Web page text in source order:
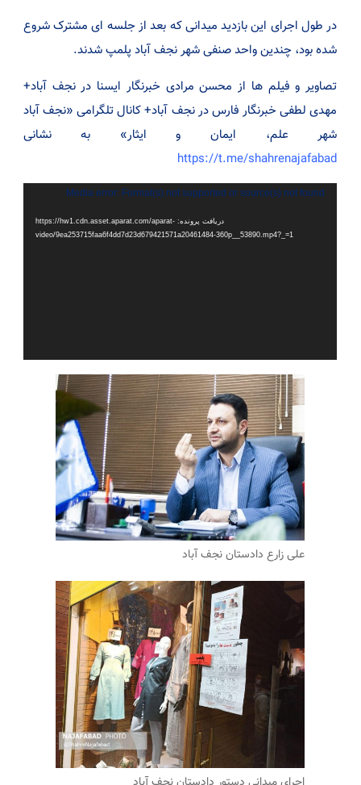
در طول اجرای این بازدید میدانی که بعد از جلسه ای مشترک شروع
شده بود، چندین واحد صنفی شهر نجف آباد پلمپ شدند.
تصاویر و فیلم ها از محسن مرادی خبرنگار ایسنا در نجف آباد+
مهدی لطفی خبرنگار فارس در نجف آباد+ کانال تلگرامی «نجف آباد
شهر علم، ایمان و ایثار» به نشانی
https://t.me/shahrenajafabad
نمایشگر
Media error: Format(s) not supported or source(s) not found
دریافت پرونده: https://hw1.cdn.asset.aparat.com/aparat-
video/9ea253715faa6f4dd7d23d679421571a20461484-360p__53890.mp4?_=1
علی زارع دادستان نجف آباد